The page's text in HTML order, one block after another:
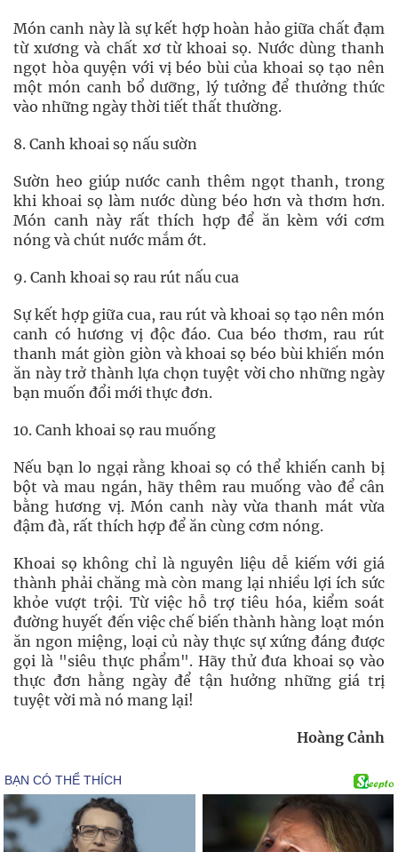
Món canh này là sự kết hợp hoàn hảo giữa chất đạm
từ xương và chất xơ từ khoai sọ. Nước dùng thanh
ngọt hòa quyện với vị béo bùi của khoai sọ tạo nên
một món canh bổ dưỡng, lý tưởng để thưởng thức
vào những ngày thời tiết thất thường.
8. Canh khoai sọ nấu sườn
Sườn heo giúp nước canh thêm ngọt thanh, trong
khi khoai sọ làm nước dùng béo hơn và thơm hơn.
Món canh này rất thích hợp để ăn kèm với cơm
nóng và chút nước mắm ớt.
9. Canh khoai sọ rau rút nấu cua
Sự kết hợp giữa cua, rau rút và khoai sọ tạo nên món
canh có hương vị độc đáo. Cua béo thơm, rau rút
thanh mát giòn giòn và khoai sọ béo bùi khiến món
ăn này trở thành lựa chọn tuyệt vời cho những ngày
bạn muốn đổi mới thực đơn.
10. Canh khoai sọ rau muống
Nếu bạn lo ngại rằng khoai sọ có thể khiến canh bị
bột và mau ngán, hãy thêm rau muống vào để cân
bằng hương vị. Món canh này vừa thanh mát vừa
đậm đà, rất thích hợp để ăn cùng cơm nóng.
Khoai sọ không chỉ là nguyên liệu dễ kiếm với giá
thành phải chăng mà còn mang lại nhiều lợi ích sức
khỏe vượt trội. Từ việc hỗ trợ tiêu hóa, kiểm soát
đường huyết đến việc chế biến thành hàng loạt món
ăn ngon miệng, loại củ này thực sự xứng đáng được
gọi là "siêu thực phẩm". Hãy thử đưa khoai sọ vào
thực đơn hằng ngày để tận hưởng những giá trị
tuyệt vời mà nó mang lại!
Hoàng Cảnh